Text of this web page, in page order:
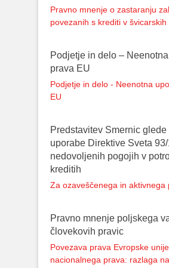
Pravno mnenje o zastaranju
povezanih s krediti v švicarskih
Podjetje in delo –
prava EU
Podjetje in delo - Neenotna
EU
Predstavitev Smernic
uporabe Direktive Sveta
nedovoljenih pogojih v
kreditih
Za ozaveščenega in aktivnega
Pravno mnenje poljskega
človekovih pravic
Povezava prava Evropske
nacionalnega prava: razlaga